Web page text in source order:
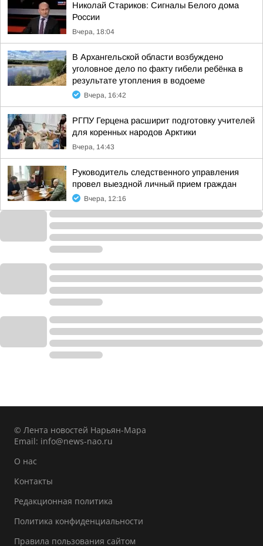
Николай Стариков: Сигналы Белого дома
России
Вчера, 18:04
В Архангельской области возбуждено
уголовное дело по факту гибели ребёнка в
результате утопления в водоеме
Вчера, 16:42
РГПУ Герцена расширит подготовку учителей
для коренных народов Арктики
Вчера, 14:43
Руководитель следственного управления
провел выездной личный прием граждан
Вчера, 12:16
© Лента новостей Нарьян-Мара
Email: info@news-nao.ru
О нас
Контакты
Редакционная политика
Политика конфиденциальности
Правила пользования сайтом